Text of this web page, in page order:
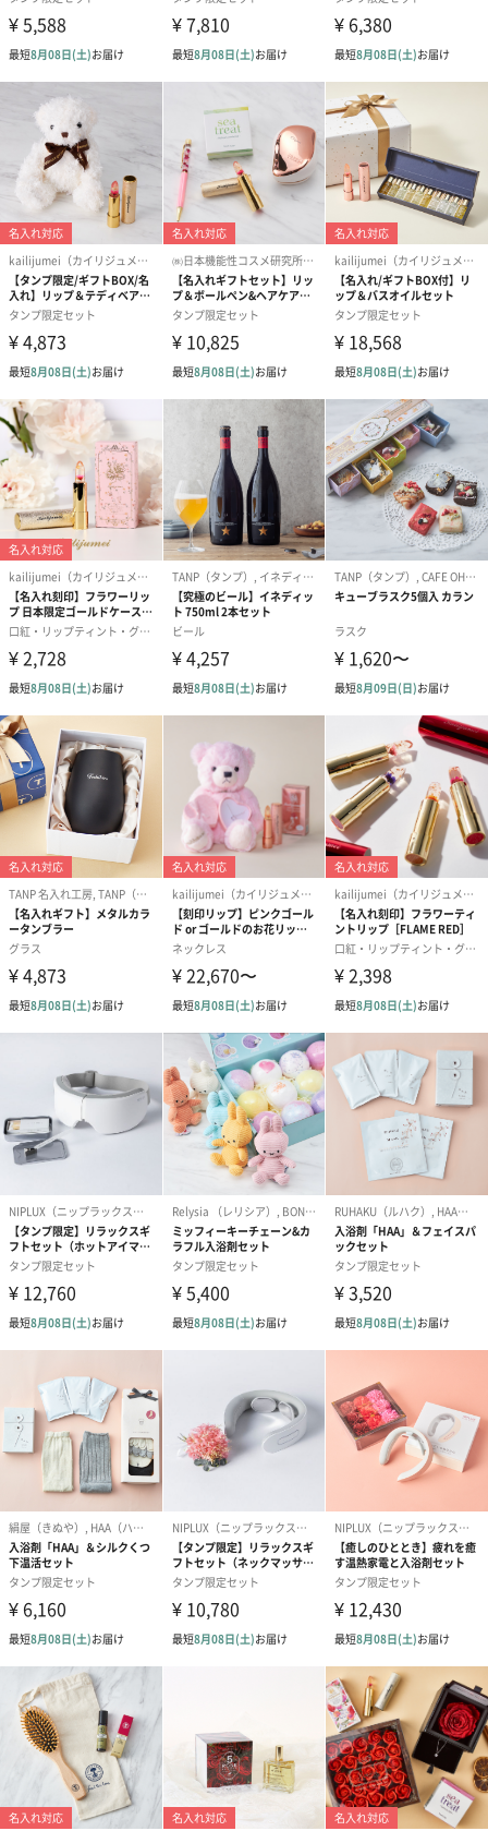
ても使えます。
名入れ刻印できます
タンプで注文すれば、オプションで名入れをつけることも可能で
す。
贈り相手の名前を入れるのはもちろん、記念日や誕生日などの日
付を入れてプレゼントしても素敵です。
※別途料金がかかります。
CLAYD WEEKBOOK
一週間分のクレイがブックパッケージに入っているオシャレなデ
ザイン。
どのページにも違う写真が入っているのが特徴です。
機能性だけでなく、
パッケージデザインにもこだわっているので特別なギフトにおす
お肌に気を使っている方なら、絶対に喜ばれるアイテム！
What is CLAYD?
アメリカ西海岸の砂漠地帯の地下から採れる非常に高品質なクレ
イです。
太古に降り積もった火山灰が数億年の間、
深い地中で化学変化して出来たため”天然ミネラルが豊富”！！
アメリカ本国では、ミネラルサプリメントとしても販売されてい
るほど、
CLAYDの特徴は、
『不用物の吸着力、皮膚細胞の修復力、保温力、マイナス帯電が
パワフル』な事です。
粒子が非常に細かく、また浸透圧作用をもつため、
皮膚の表面だけでなく毛穴の奥の汚れを吸着して引き出すことが
でき、
シャワーなどで簡単に洗い流せます。
多孔質で強力な吸着力がある上、マイナスに帯電しているため、
プラスに帯電した老廃物や重金属、体の匂いなどをしっかりと吸
着してくれます。
CLAYDの使い方
20分以上、出来れば1時間くらい湯船に浸かって頂くのがおすすめ
です。